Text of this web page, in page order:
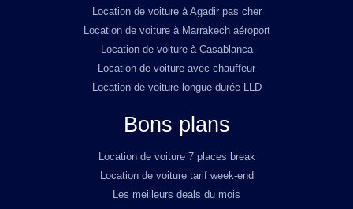
Location de voiture à Agadir pas cher
Location de voiture à Marrakech aéroport
Location de voiture à Casablanca
Location de voiture avec chauffeur
Location de voiture longue durée LLD
Bons plans
Location de voiture 7 places break
Location de voiture tarif week-end
Les meilleurs deals du mois